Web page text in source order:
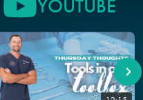
YOUTUBE